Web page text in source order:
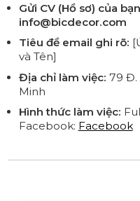
Gửi CV (Hồ sơ) của
info@bicdecor.com
Tiêu đề email ghi rõ:
và Tên]
Địa chỉ làm việc: 79 Đ.
Minh
Hình thức làm việc:
Facebook: Facebook